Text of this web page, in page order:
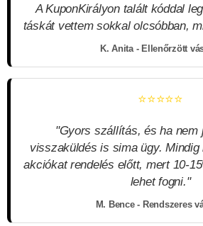
A KuponKirályon talált kóddal
táskát vettem sokkal olcsóbban,
K. Anita - Ellenőrzött
⭐⭐⭐⭐⭐
"Gyors szállítás, és ha nem
visszaküldés is sima ügy.
akciókat rendelés előtt, mert 10-
lehet fogni."
M. Bence - Rendszeres